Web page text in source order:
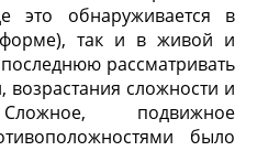
это обнаруживается в
форме), так и в живой и
рассматривать
сложности и
Сложное, подвижное
было